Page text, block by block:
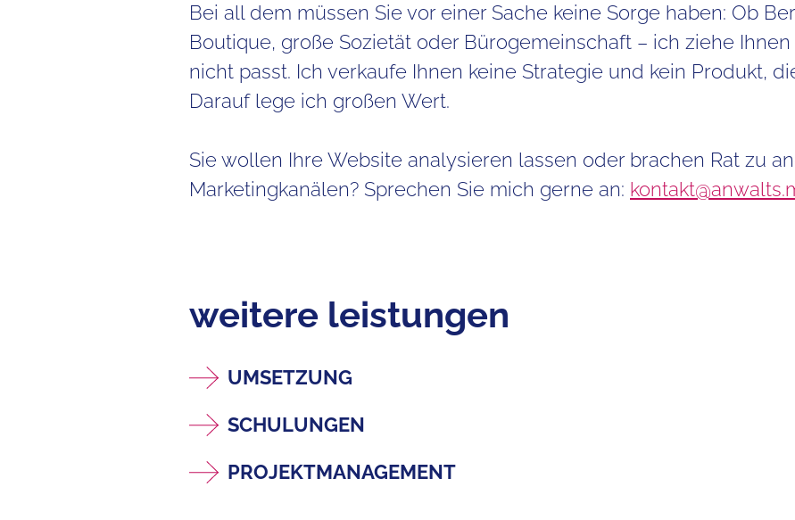
Bei all dem müssen Sie vor einer Sache keine Sorge haben: Ob
Boutique, große Sozietät oder Bürogemeinschaft – ich ziehe
nicht passt. Ich verkaufe Ihnen keine Strategie und kein Produkt,
Darauf lege ich großen Wert.
Sie wollen Ihre Website analysieren lassen oder brachen Rat zu
Marketingkanälen? Sprechen Sie mich gerne an:
weitere leistungen
UMSETZUNG
SCHULUNGEN
PROJEKTMANAGEMENT